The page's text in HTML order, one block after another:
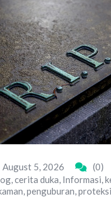
August 5, 2026
(0)
,cerita duka, Informasi,
,penguburan,proteksi